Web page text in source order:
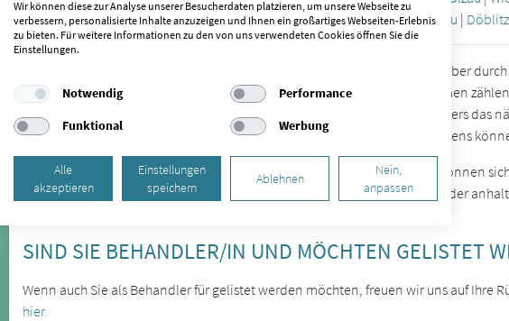
Lettewitz|Maasdorf|Riesdorf|Piethen|Wettin-Löbejün|Prosigk|Lieskau | Döblitz
Die Craniomandibuläre Dysfunktion wird oft erst spät erkannt, lässt sich aber
verschiedener Symptome feststellen. Zu den offensichtlicheren Symptomen
Zähneknirschen, die Sie in Brachstedt behandeln lassen können. Besonders das
Verspannungen und zu Zahnabrieb. Eine weitere Folge des Zähneknirschens
Kieferfehlstellungen sind die Ursache für Kiefergelenkbeschwerden, sie können
Körperregionen auswirken. Lassen Sie sich daher bei wiederkehrenden oder
SIND SIE BEHANDLER/IN UND MÖCHTEN GELISTET
Wenn auch Sie als Behandler für gelistet werden möchten, freuen wir uns auf Ihre
hier.
Wir können diese zur Analyse unserer Besucherdaten platzieren, um unsere Webseite zu
verbessern, personalisierte Inhalte anzuzeigen und Ihnen ein großartiges Webseiten-Erlebnis
zu bieten. Für weitere Informationen zu den von uns verwendeten Cookies öffnen Sie die
Einstellungen.
Notwendig
Performance
Funktional
Werbung
Alle
akzeptieren
Einstellungen
speichern
Ablehnen
Nein,
anpassen